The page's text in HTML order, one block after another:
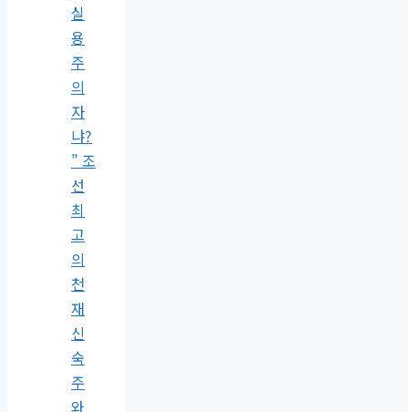
실
용
주
의
자
냐?
” 조
선
최
고
의
천
재
신
숙
주
와